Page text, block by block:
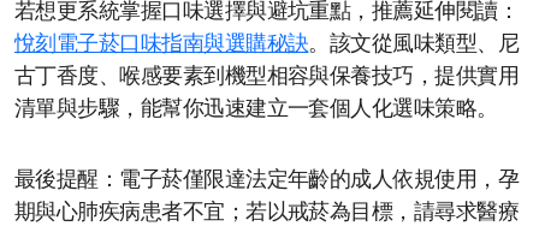
若想更系統掌握口味選擇與避坑重點，推薦延伸閱讀：
悅刻電子菸口味指南與選購秘訣。該文從風味類型、尼
古丁香度、喉感要素到機型相容與保養技巧，提供實用
清單與步驟，能幫你迅速建立一套個人化選味策略。
最後提醒：電子菸僅限達法定年齡的成人依規使用，孕
期與心肺疾病患者不宜；若以戒菸為目標，請尋求醫療